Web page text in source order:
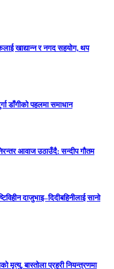
खाद्यान्न र नगद सहयोग, थप
डाँगीको पहलमा समाधान
आवाज उठाउँदै: सन्दीप गौतम
दाजुभाइ–दिदीबहिनीलाई सानो
मृत्यु, बास्तोला प्रहरी नियन्त्रणमा